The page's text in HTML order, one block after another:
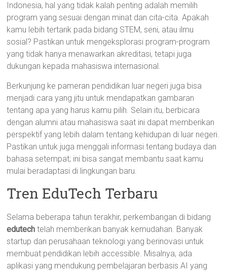
Indonesia, hal yang tidak kalah penting adalah memilih
program yang sesuai dengan minat dan cita-cita. Apakah
kamu lebih tertarik pada bidang STEM, seni, atau ilmu
sosial? Pastikan untuk mengeksplorasi program-program
yang tidak hanya menawarkan akreditasi, tetapi juga
dukungan kepada mahasiswa internasional.
Berkunjung ke pameran pendidikan luar negeri juga bisa
menjadi cara yang jitu untuk mendapatkan gambaran
tentang apa yang harus kamu pilih. Selain itu, berbicara
dengan alumni atau mahasiswa saat ini dapat memberikan
perspektif yang lebih dalam tentang kehidupan di luar negeri.
Pastikan untuk juga menggali informasi tentang budaya dan
bahasa setempat; ini bisa sangat membantu saat kamu
mulai beradaptasi di lingkungan baru.
Tren EduTech Terbaru
Selama beberapa tahun terakhir, perkembangan di bidang
edutech telah memberikan banyak kemudahan. Banyak
startup dan perusahaan teknologi yang berinovasi untuk
membuat pendidikan lebih accessible. Misalnya, ada
aplikasi yang mendukung pembelajaran berbasis AI yang